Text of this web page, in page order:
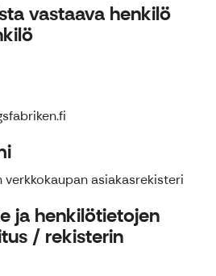
vastaava henkilö
asiakasrekisteri
ja henkilötietojen
/ rekisterin